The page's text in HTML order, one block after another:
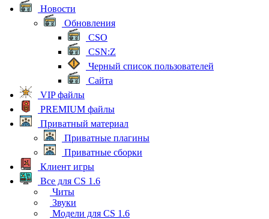
Новости
Обновления
CSO
CSN:Z
Черный список пользователей
Сайта
VIP файлы
PREMIUM файлы
Приватный материал
Приватные плагины
Приватные сборки
Клиент игры
Все для CS 1.6
Читы
Звуки
Модели для CS 1.6